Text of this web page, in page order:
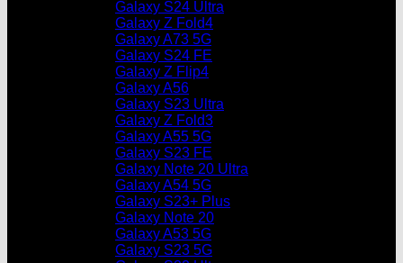
Galaxy S24 Ultra
Galaxy Z Fold4
Galaxy A73 5G
Galaxy S24 FE
Galaxy Z Flip4
Galaxy A56
Galaxy S23 Ultra
Galaxy Z Fold3
Galaxy A55 5G
Galaxy S23 FE
Galaxy Note 20 Ultra
Galaxy A54 5G
Galaxy S23+ Plus
Galaxy Note 20
Galaxy A53 5G
Galaxy S23 5G